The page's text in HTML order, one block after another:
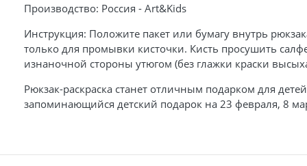
Производство: Россия - Art&Kids
Инструкция: Положите пакет или бумагу внутрь
только для промывки кисточки. Кисть просушить
изнаночной стороны утюгом (без глажки краски
Рюкзак-раскраска станет отличным подарком для
запоминающийся детский подарок на 23 февраля, 8